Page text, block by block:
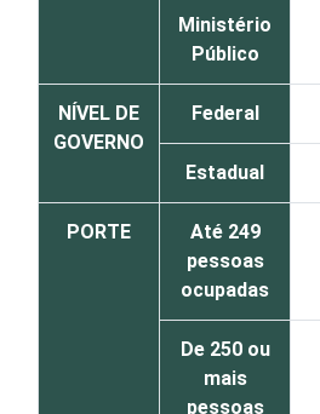
Ministério
Público
NÍVEL DE
GOVERNO
Federal
Estadual
PORTE
Até 249
pessoas
ocupadas
De 250 ou
mais
pessoas